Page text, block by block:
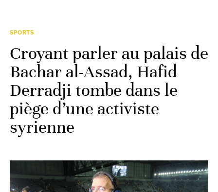
SPORTS
Croyant parler au palais de
Bachar al-Assad, Hafid
Derradji tombe dans le
piège d’une activiste
syrienne